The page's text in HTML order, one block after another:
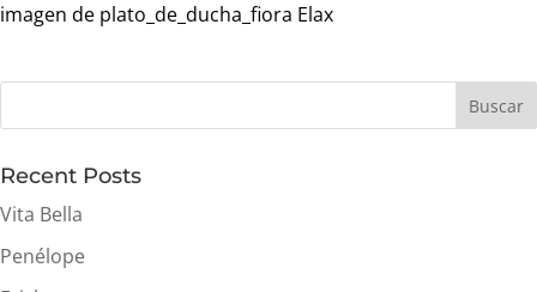
imagen de plato_de_ducha_fiora Elax
Buscar
Recent Posts
Vita Bella
Penélope